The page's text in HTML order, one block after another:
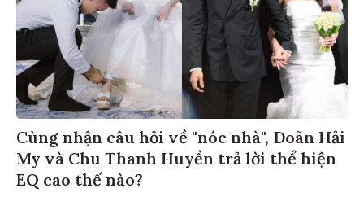
Cùng nhận câu hỏi về "nóc nhà", Doãn Hải
My và Chu Thanh Huyền trả lời thể hiện
EQ cao thế nào?